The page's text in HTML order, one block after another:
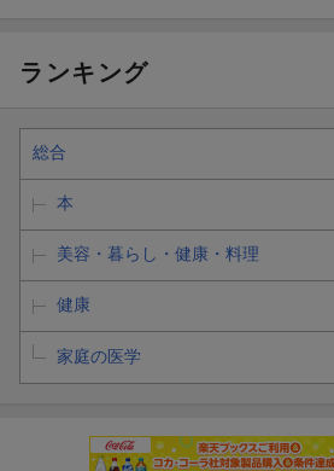
ランキング
総合
本
美容・暮らし・健康・料理
健康
家庭の医学